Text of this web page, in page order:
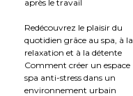
après le travail
Redécouvrez le plaisir du
quotidien grâce au spa, à la
relaxation et à la détente
Comment créer un espace
spa anti-stress dans un
environnement urbain